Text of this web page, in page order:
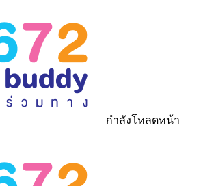
กำลังโหลดหน้า